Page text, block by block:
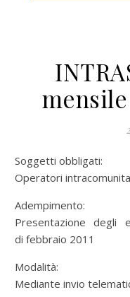
Soggetti obbligati:
Operatori
Adempimento:
Presentazione degli
di febbraio 2011
Modalità:
Mediante invio